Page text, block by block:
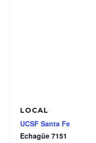
LOCAL
UCSF Santa Fe
Echagüe 7151